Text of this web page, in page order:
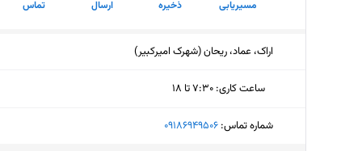
مسیریابی ذخیره ارسال تماس
اراک، عماد، ریحان (شهرک امیرکبیر)
ساعت کاری: ۷:۳۰ تا ۱۸
دوشنبه (امروز)
شماره تماس: ‎09186949506